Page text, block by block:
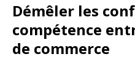
Démêler les
compétence
de commerce